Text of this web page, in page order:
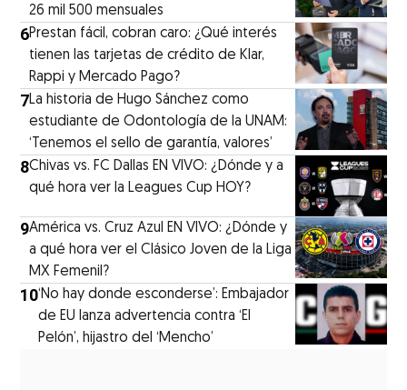
26 mil 500 mensuales
6Prestan fácil, cobran caro: ¿Qué interés
tienen las tarjetas de crédito de Klar,
Rappi y Mercado Pago?
7La historia de Hugo Sánchez como
estudiante de Odontología de la UNAM:
‘Tenemos el sello de garantía, valores’
8Chivas vs. FC Dallas EN VIVO: ¿Dónde y a
qué hora ver la Leagues Cup HOY?
9América vs. Cruz Azul EN VIVO: ¿Dónde y
a qué hora ver el Clásico Joven de la Liga
MX Femenil?
10‘No hay donde esconderse’: Embajador
de EU lanza advertencia contra ‘El
Pelón’, hijastro del ‘Mencho’